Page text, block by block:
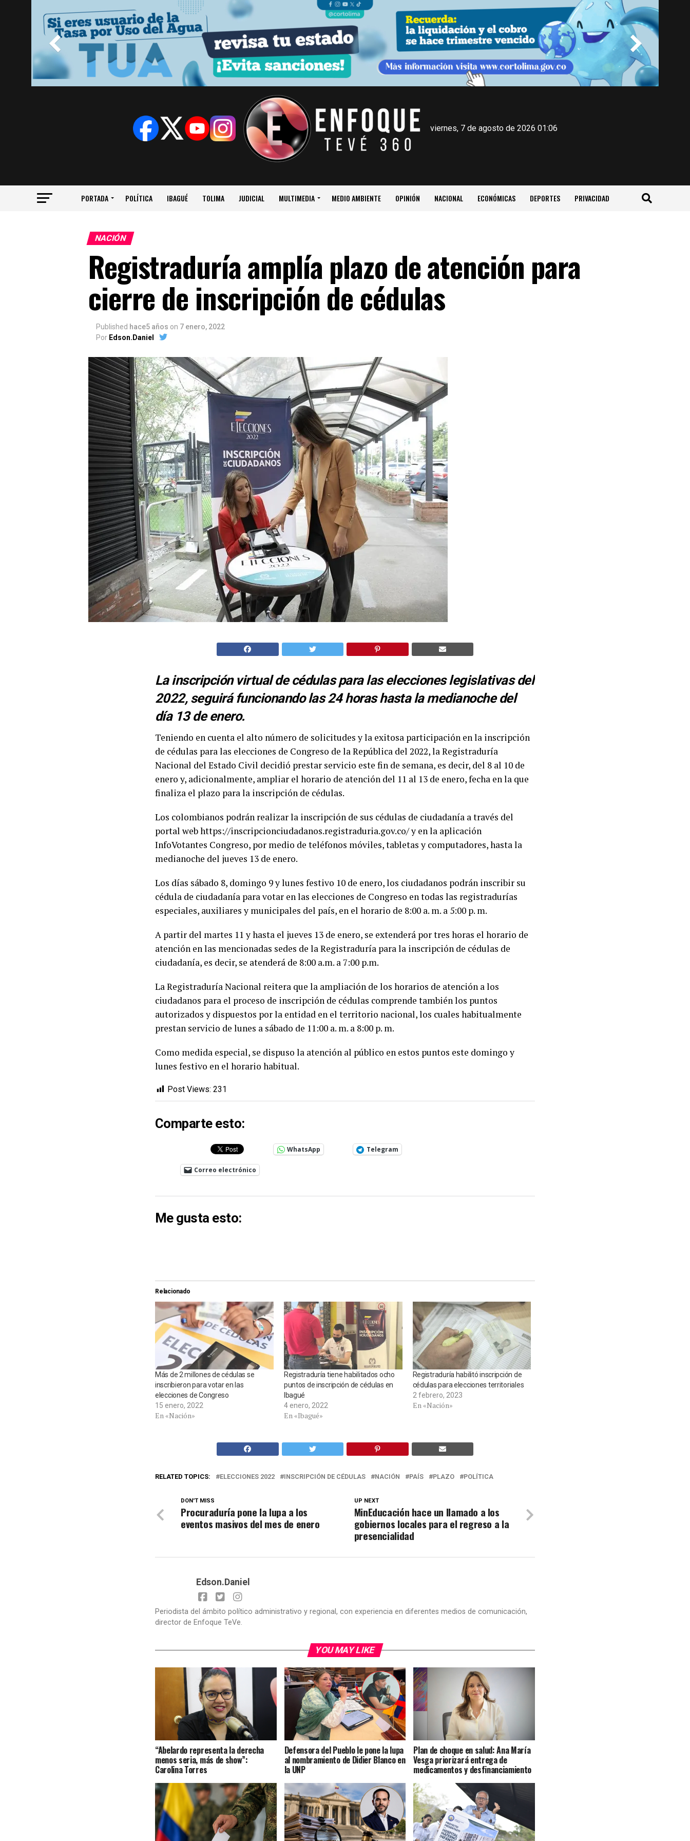
viernes, 7 de agosto de 2026 01:06
PORTADA POLÍTICA IBAGUÉ TOLIMA JUDICIAL MULTIMEDIA MEDIO AMBIENTE OPINIÓN NACIONAL ECONÓMICAS DEPORTES PRIVACIDAD
NACIÓN
Registraduría amplía plazo de atención para
cierre de inscripción de cédulas
Published hace5 años on 7 enero, 2022
Por Edson.Daniel
La inscripción virtual de cédulas para las elecciones legislativas del
2022, seguirá funcionando las 24 horas hasta la medianoche del
día 13 de enero.
Teniendo en cuenta el alto número de solicitudes y la exitosa participación en la inscripción
de cédulas para las elecciones de Congreso de la República del 2022, la Registraduría
Nacional del Estado Civil decidió prestar servicio este fin de semana, es decir, del 8 al 10 de
enero y, adicionalmente, ampliar el horario de atención del 11 al 13 de enero, fecha en la que
finaliza el plazo para la inscripción de cédulas.
Los colombianos podrán realizar la inscripción de sus cédulas de ciudadanía a través del
portal web https://inscripcionciudadanos.registraduria.gov.co/ y en la aplicación
InfoVotantes Congreso, por medio de teléfonos móviles, tabletas y computadores, hasta la
medianoche del jueves 13 de enero.
Los días sábado 8, domingo 9 y lunes festivo 10 de enero, los ciudadanos podrán inscribir su
cédula de ciudadanía para votar en las elecciones de Congreso en todas las registradurías
especiales, auxiliares y municipales del país, en el horario de 8:00 a. m. a 5:00 p. m.
A partir del martes 11 y hasta el jueves 13 de enero, se extenderá por tres horas el horario de
atención en las mencionadas sedes de la Registraduría para la inscripción de cédulas de
ciudadanía, es decir, se atenderá de 8:00 a.m. a 7:00 p.m.
La Registraduría Nacional reitera que la ampliación de los horarios de atención a los
ciudadanos para el proceso de inscripción de cédulas comprende también los puntos
autorizados y dispuestos por la entidad en el territorio nacional, los cuales habitualmente
prestan servicio de lunes a sábado de 11:00 a. m. a 8:00 p. m.
Como medida especial, se dispuso la atención al público en estos puntos este domingo y
lunes festivo en el horario habitual.
Post Views: 231
Comparte esto:
WhatsApp Telegram
Correo electrónico
Me gusta esto:
Relacionado
Más de 2 millones de cédulas se
inscribieron para votar en las
elecciones de Congreso
15 enero, 2022
En «Nación»
Registraduría tiene habilitados ocho
puntos de inscripción de cédulas en
Ibagué
4 enero, 2022
En «Ibagué»
Registraduría habilitó inscripción de
cédulas para elecciones territoriales
2 febrero, 2023
En «Nación»
RELATED TOPICS: ELECCIONES 2022 INSCRIPCIÓN DE CÉDULAS NACIÓN PAÍS PLAZO POLÍTICA
UP NEXT
MinEducación hace un llamado a los
gobiernos locales para el regreso a la
presencialidad
DON'T MISS
Procuraduría pone la lupa a los
eventos masivos del mes de enero
Edson.Daniel
Periodista del ámbito político administrativo y regional, con experiencia en diferentes medios de comunicación,
director de Enfoque TeVe.
YOU MAY LIKE
“Abelardo representa la derecha
menos seria, más de show”:
Carolina Torres
Defensora del Pueblo le pone la lupa
al nombramiento de Didier Blanco en
la UNP
Plan de choque en salud: Ana María
Vesga priorizará entrega de
medicamentos y desfinanciamiento